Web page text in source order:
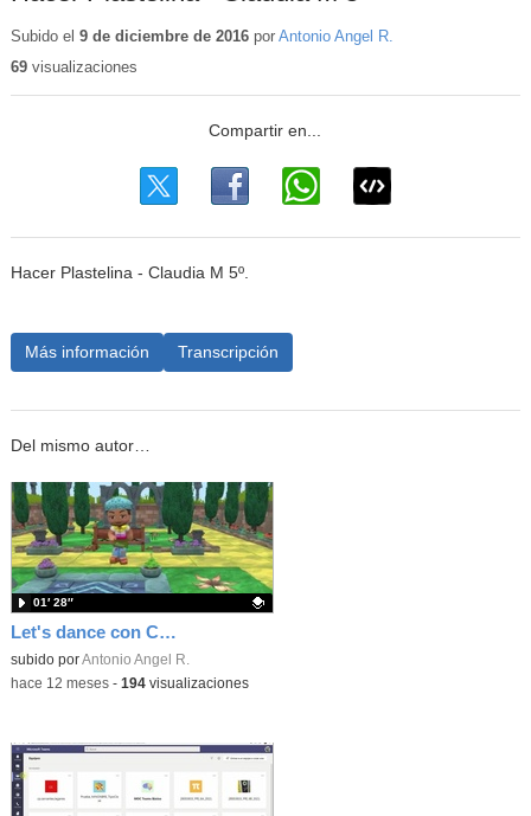
Subido el 9 de diciembre de 2016por Antonio Angel R.
69visualizaciones
Hacer Plastelina - Claudia M 5º.
Más información Transcripción
Del mismo autor…
Let's dance con CreatiCode
Contenido educativo.
subido porAntonio Angel R.
01′ 28″
-hace 12 meses- 194visualizaciones